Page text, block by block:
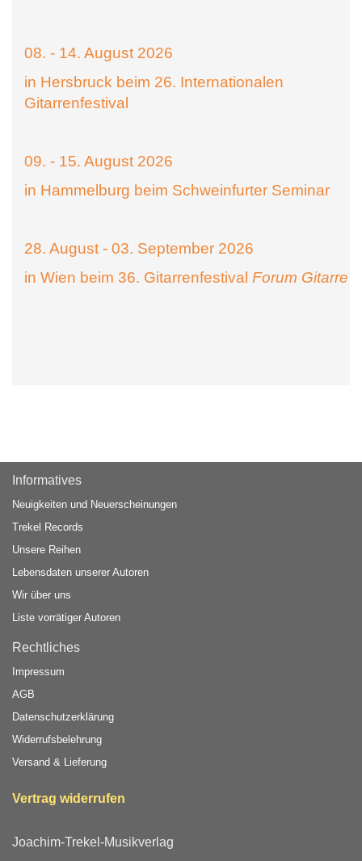
08. - 14. August 2026
in Hersbruck beim 26. Internationalen
Gitarrenfestival
09. - 15. August 2026
in Hammelburg beim Schweinfurter Seminar
28. August - 03. September 2026
in Wien beim 36. Gitarrenfestival Forum Gitarre
Informatives
Neuigkeiten und Neuerscheinungen
Trekel Records
Unsere Reihen
Lebensdaten unserer Autoren
Wir über uns
Liste vorrätiger Autoren
Rechtliches
Impressum
AGB
Datenschutzerklärung
Widerrufsbelehrung
Versand & Lieferung
Vertrag widerrufen
Joachim-Trekel-Musikverlag